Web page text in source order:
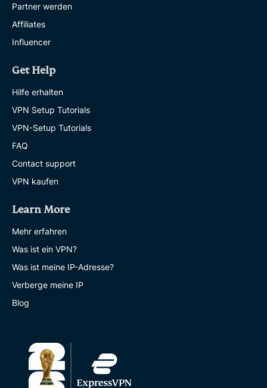
Partner werden
Affiliates
Influencer
Get Help
Hilfe erhalten
VPN Setup Tutorials
VPN-Setup Tutorials
FAQ
Contact support
VPN kaufen
Learn More
Mehr erfahren
Was ist ein VPN?
Was ist meine IP-Adresse?
Verberge meine IP
Blog